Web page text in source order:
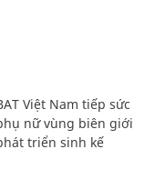
Việt Nam tiếp sức
nữ vùng biên giới
triển sinh kế